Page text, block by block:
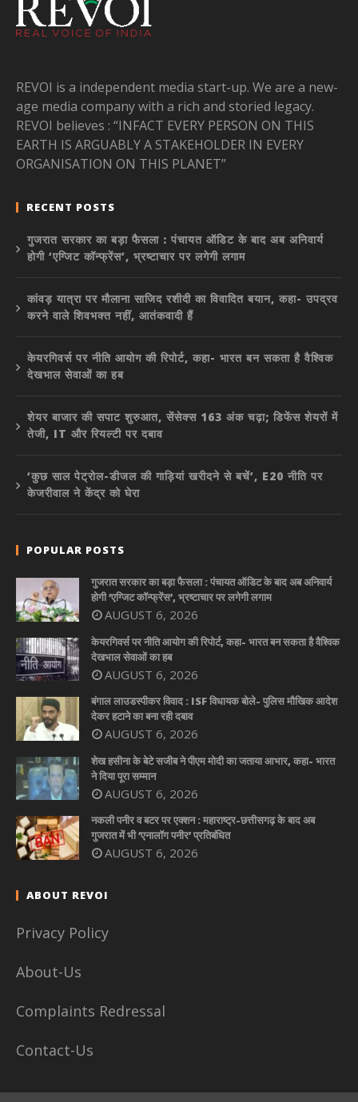
REVOI is a independent media start-up. We are a new-
age media company with a rich and storied legacy.
REVOI believes : “INFACT EVERY PERSON ON THIS
EARTH IS ARGUABLY A STAKEHOLDER IN EVERY
ORGANISATION ON THIS PLANET”
RECENT POSTS
गुजरात सरकार का बड़ा फैसला : पंचायत ऑडिट के बाद अब अनिवार्य
होगी ‘एग्जिट कॉन्फ्रेंस’, भ्रष्टाचार पर लगेगी लगाम
कांवड़ यात्रा पर मौलाना साजिद रशीदी का विवादित बयान, कहा- उपद्रव
करने वाले शिवभक्त नहीं, आतंकवादी हैं
केयरगिवर्स पर नीति आयोग की रिपोर्ट, कहा- भारत बन सकता है वैश्विक
देखभाल सेवाओं का हब
शेयर बाजार की सपाट शुरुआत, सेंसेक्स 163 अंक चढ़ा; डिफेंस शेयरों में
तेजी, IT और रियल्टी पर दबाव
‘कुछ साल पेट्रोल-डीजल की गाड़ियां खरीदने से बचें’, E20 नीति पर
केजरीवाल ने केंद्र को घेरा
POPULAR POSTS
गुजरात सरकार का बड़ा फैसला : पंचायत ऑडिट के बाद अब अनिवार्य
होगी ‘एग्जिट कॉन्फ्रेंस’, भ्रष्टाचार पर लगेगी लगाम
AUGUST 6, 2026
केयरगिवर्स पर नीति आयोग की रिपोर्ट, कहा- भारत बन सकता है वैश्विक
देखभाल सेवाओं का हब
AUGUST 6, 2026
बंगाल लाउडस्पीकर विवाद : ISF विधायक बोले- पुलिस मौखिक आदेश
देकर हटाने का बना रही दबाव
AUGUST 6, 2026
शेख हसीना के बेटे सजीब ने पीएम मोदी का जताया आभार, कहा- भारत
ने दिया पूरा सम्मान
AUGUST 6, 2026
नकली पनीर व बटर पर एक्शन : महाराष्ट्र-छत्तीसगढ़ के बाद अब
गुजरात में भी ‘एनालॉग पनीर’ प्रतिबंधित
AUGUST 6, 2026
ABOUT REVOI
Privacy Policy
About-Us
Complaints Redressal
Contact-Us